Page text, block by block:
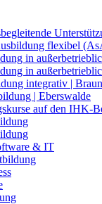
flexibel
in
in
integrativ |
| Eberswalde
auf den IHK-
& IT